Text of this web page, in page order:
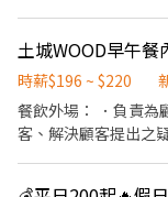
若具相關經驗者尤佳 ⸻ 💰 薪資與福利 • 時薪 NT$220-
250（依經驗與表現） • 勞健保 • 員工購物優惠 • 有機會轉
期工讀或正式人員 歡迎所有求職者，與 應屆畢業生、夜間就讀中、
研發替代役、外籍人
土城WOOD早午
時薪$196 ~ $220
餐飲外場： ．負責為
客、解決顧客提出之